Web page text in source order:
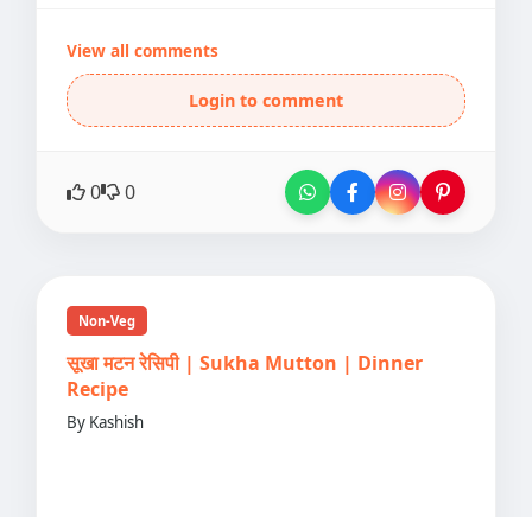
View all comments
Login to comment
0 0
Non-Veg
सूखा मटन रेसिपी | Sukha Mutton | Dinner
Recipe
By Kashish